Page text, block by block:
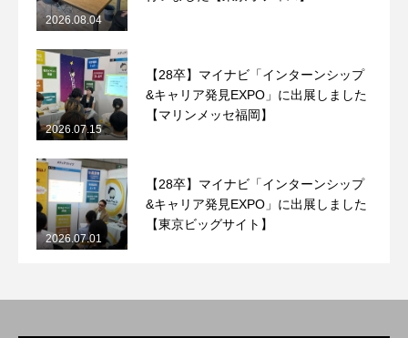
2026.08.04
【28卒】マイナビ「インターンシップ
&キャリア発見EXPO」に出展しました
【マリンメッセ福岡】
2026.07.15
【28卒】マイナビ「インターンシップ
&キャリア発見EXPO」に出展しました
【東京ビッグサイト】
2026.07.01